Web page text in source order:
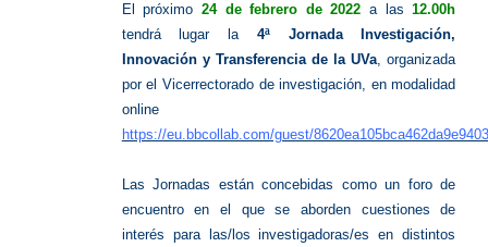
El próximo 24 de febrero de 2022 a las12.00h
tendrá lugar la 4ª Jornada Investigación,
Innovación y Transferencia de la UVa, organizada
por el Vicerrectorado de investigación, en modalidad
online
https://eu.bbcollab.com/guest/
Las Jornadas están concebidas como un foro de
encuentro en el que se aborden cuestiones de
interés para las/los investigadoras/es en distintos